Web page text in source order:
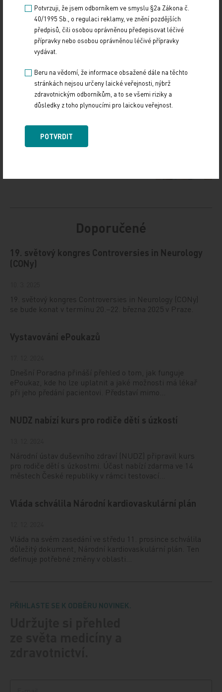
bude moderní výukové centrum dokončeno.
Zdroj: ČTK
Z REGIONŮ
Sdílejte článek
Doporučené
19. světový kongres Controversies in Neurology
(CONy)
19. světový kongres Controversies in Neurology (CONy)
se bude konat v termínu 20.–22. března 2025 v Praze.
Vystavování ePoukazů
Dnešní Poradna přináší přehled o tom, jak funguje
ePoukaz, kde ho lze uplatnit a jaké možnosti má lékař
při jeho předání pacientovi. Představí mimo…
NUDZ nabízí kurs pro rodiče dětí s úzkostí
Národní ústav duševního zdraví (NUDZ) připravil kurs
pro rodiče dětí s úzkostmi. Účast nabízí zdarma ve 14
městech České republiky v rámci testovací…
Vláda schválila Národní kardiovaskulární plán
Vláda na svém zasedání ve středu 11. prosince schválila
důležitý dokument, Národní kardiovaskulární plán. Ten
definuje potřebné změny v oblasti…
PŘIHLASTE SE K ODBĚRU NOVINEK.
Potvrzuji, že jsem odborníkem ve smyslu §2a Zákona č.
40/1995 Sb., o regulaci reklamy, ve znění pozdějších
předpisů, čili osobou oprávněnou předepisovat léčivé
přípravky nebo osobou oprávněnou léčivé přípravky
vydávat.
Beru na vědomí, že informace obsažené dále na těchto
stránkách nejsou určeny laické veřejnosti, nýbrž
zdravotnickým odborníkům, a to se všemi riziky a
důsledky z toho plynoucími pro laickou veřejnost.
POTVRDIT